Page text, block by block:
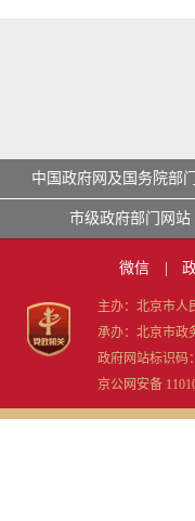
中国政府网及国务院部
市级政府部门网站
微信
主办：北京市人
承办：北京市政
政府网站标识码
京公网安备